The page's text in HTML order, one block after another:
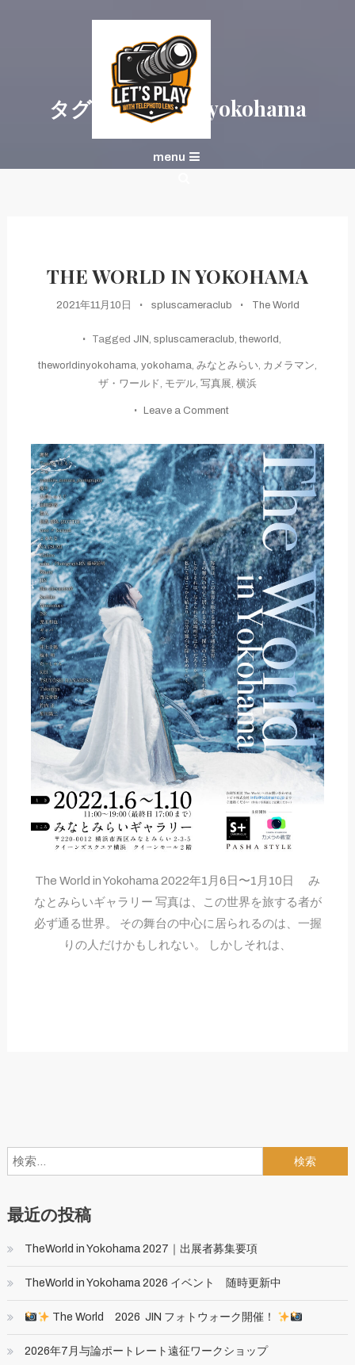
S+CAMERACLUB × 望遠
menu
タグ: theworldinyokohama
THE WORLD IN YOKOHAMA
2021年11月10日 spluscameraclub The World
Tagged JIN , spluscameraclub, theworld ,
theworldinyokohama, yokohama, みなとみらい, カメラマン,
ザ・ワールド , モデル, 写真展, 横浜
Leave a Comment
in
Yokohama
The World in Yokohama 2022年1月6日〜1月10日 み
なとみらいギャラリー 写真は、この世界を旅する者が
必ず通る世界。 その舞台の中心に居られるのは、一握
りの人だけかもしれない。 しかしそれは、
索:
最近の投稿
TheWorld in Yokohama 2027｜出展者募集要項
TheWorld in Yokohama 2026 イベント 随時更新中
The World 2026 JIN フォトウォーク開催！
2026年7月与論ポートレート遠征ワークショップ